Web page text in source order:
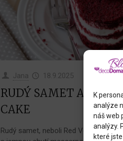
K
analýze
náš web
analýzy.
které
Jana 18.9.2025
RUDÝ SAMET ANEB
CAKE
Rudý samet, neboli Red Velvet Cake,